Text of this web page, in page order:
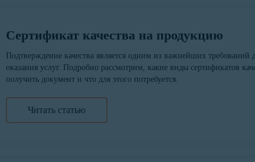
Сертификат качества на продукцию
Подтверждение качества является одним из важнейших
оказания услуг. Подробно рассмотрим, какие виды сертификатов
получить документ и что для этого потребуется.
Читать статью